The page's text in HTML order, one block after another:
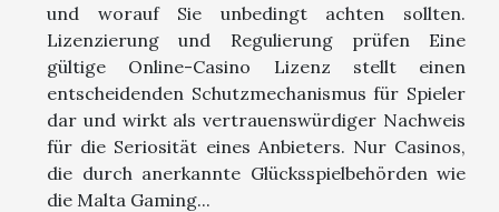
und worauf Sie unbedingt achten sollten.
Lizenzierung und Regulierung prüfen Eine
gültige Online-Casino Lizenz stellt einen
entscheidenden Schutzmechanismus für Spieler
dar und wirkt als vertrauenswürdiger Nachweis
für die Seriosität eines Anbieters. Nur Casinos,
die durch anerkannte Glücksspielbehörden wie
die Malta Gaming...